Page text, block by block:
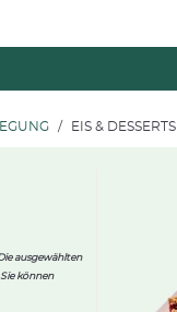
EIS & DESSERTS
ausgewählten
können